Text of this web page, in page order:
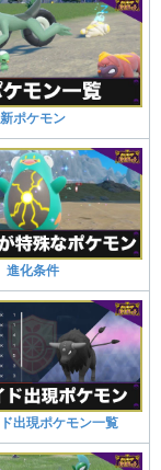
新ポケモン
進化条件
出現ポケモン一覧